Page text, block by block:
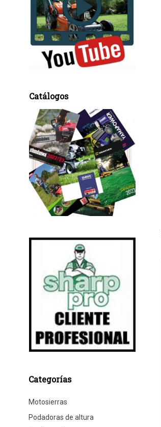
Catálogos
Categorías
Motosierras
Podadoras de altura